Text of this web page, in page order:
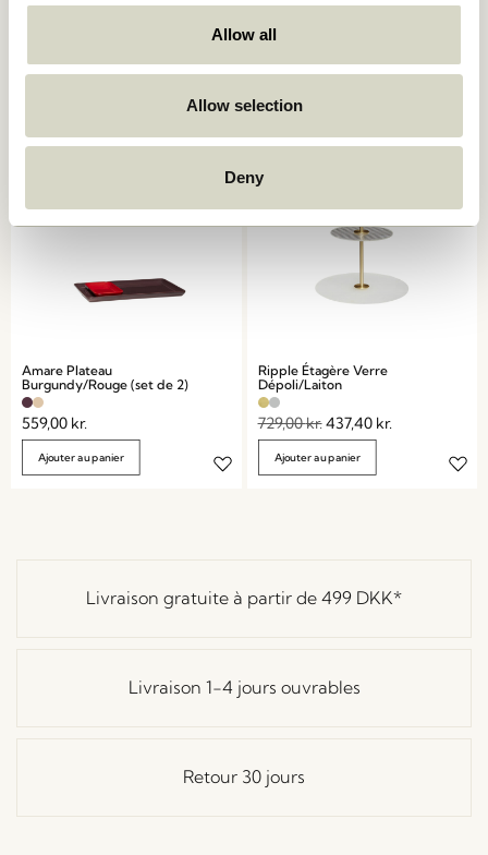
Allow all
Allow selection
Deny
Marron
149,00kr.104,30kr.
Ajouter au panier
Amare Plateau
Burgundy/Rouge (set de 2)
559,00 kr.
Ajouter au panier
Ripple Étagère Verre
Dépoli/Laiton
729,00kr.437,40 kr.
Ajouter au panier
Livraison gratuite à partir de 499 DKK*
Livraison 1-4 jours ouvrables
Retour 30 jours